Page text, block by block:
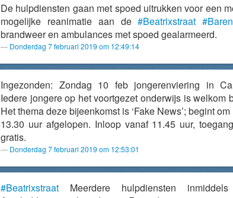
De hulpdiensten gaan met spoed uitrukken voor een
mogelijke reanimatie aan de#Beatrixstraat
brandweer en ambulances met spoed gealarmeerd.
Donderdag 7 februari 2019 om 12:49:14
Ingezonden: Zondag 10 feb jongerenviering in
Iedere jongere op het voortgezet onderwijs is welkom
Het thema deze bijeenkomst is ‘Fake News’; begint
13.30 uur afgelopen. Inloop vanaf 11.45 uur,
gratis.
Donderdag 7 februari 2019 om 12:53:01
#Beatrixstraat Meerdere hulpdiensten